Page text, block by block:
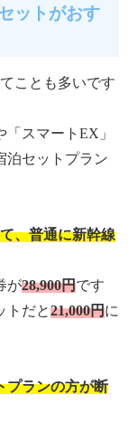
ットがおす
ことも多いです
スマートEX」
泊セットプラン
、普通に新幹線
が28,900円です
トだと21,000円に
プランの方が断